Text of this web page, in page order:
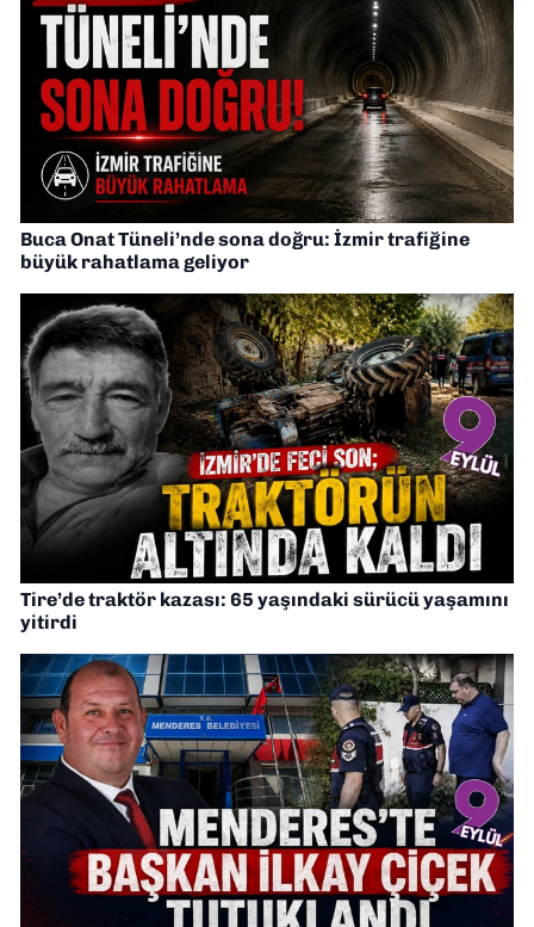
Buca Onat Tüneli’nde sona doğru: İzmir trafiğine
büyük rahatlama geliyor
Tire’de traktör kazası: 65 yaşındaki sürücü yaşamını
yitirdi